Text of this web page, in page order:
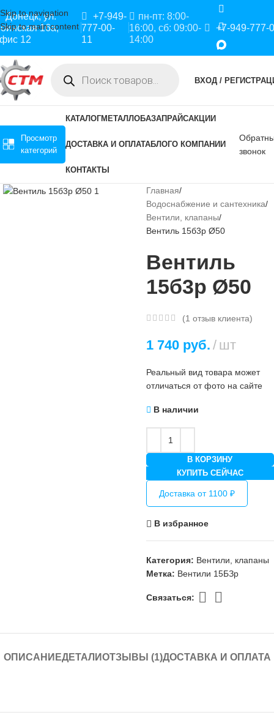
Skip to navigation
Skip to main content
Донецк, ул.
16а,
12
+7-949-
777-00-
11
пн-пт: 8:00-
16:00, сб: 09:00-
14:00
+7-949-777-
ВХОД /
Просмотр
категорий
КАТАЛОГМЕТАЛЛОБАЗАПРАЙСАКЦИИ
ДОСТАВКА И ОПЛАТАБЛОГО КОМПАНИИ
КОНТАКТЫ
звонок
Главная
Водоснабжение и сантехника
Вентили, клапаны
Вентиль 15б3р Ø50
Вентиль
15б3р Ø50
(1 отзыв клиента)
1 740руб. шт
Реальный вид товара может
отличаться от фото на сайте
В наличии
В КОРЗИНУ
КУПИТЬ СЕЙЧАС
Доставка от 1100 ₽
В избранное
Категория: Вентили, клапаны
Метка: Вентили 15БЗр
Связаться:
ОПИСАНИЕДЕТАЛИОТЗЫВЫ (1)ДОСТАВКА И ОПЛАТА